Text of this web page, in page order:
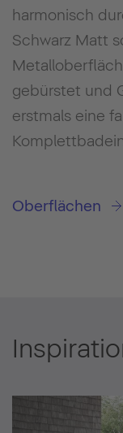
harmonisch
Schwarz Matt
gebürstet und
erstmals eine
Oberflächen